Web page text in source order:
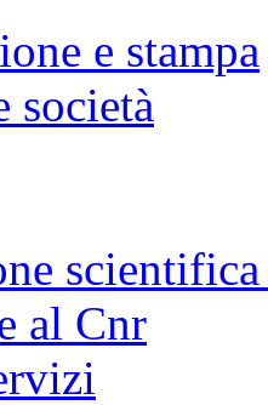
e stampa
società
al Cnr